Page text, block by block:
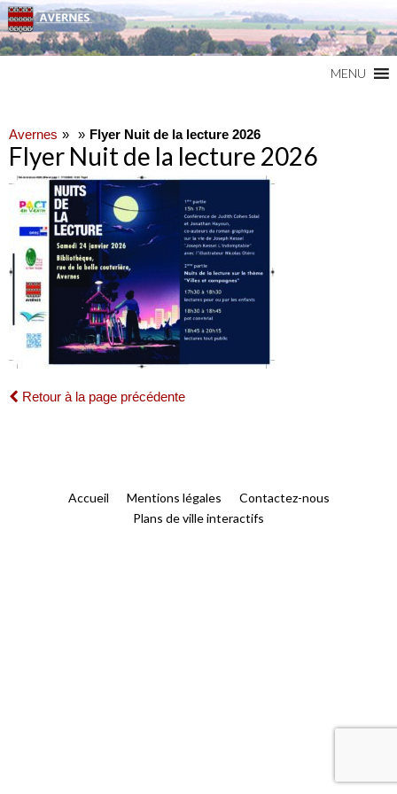
MENU
Avernes Flyer Nuit de la lecture 2026
Flyer Nuit de la lecture 2026
Retour à la page précédente
Accueil Mentions légales
Contactez-nous
Plans de ville interactifs